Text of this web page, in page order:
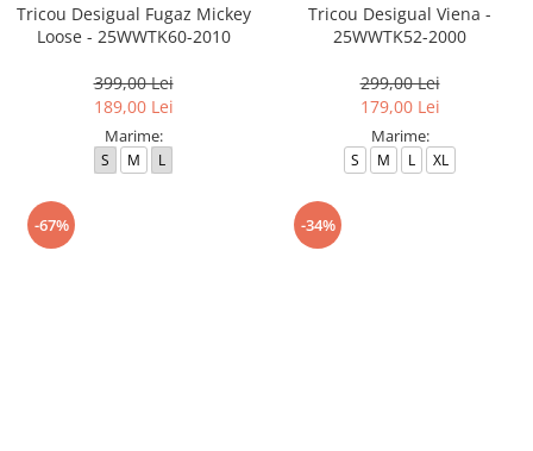
Tricou Desigual Fugaz Mickey
Loose - 25WWTK60-2010
399,00 Lei
189,00 Lei
Marime:
S M L
Tricou Desigual Viena -
25WWTK52-2000
299,00 Lei
179,00 Lei
Marime:
S M L XL
-67% -34%